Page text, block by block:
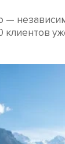
—
клиентов